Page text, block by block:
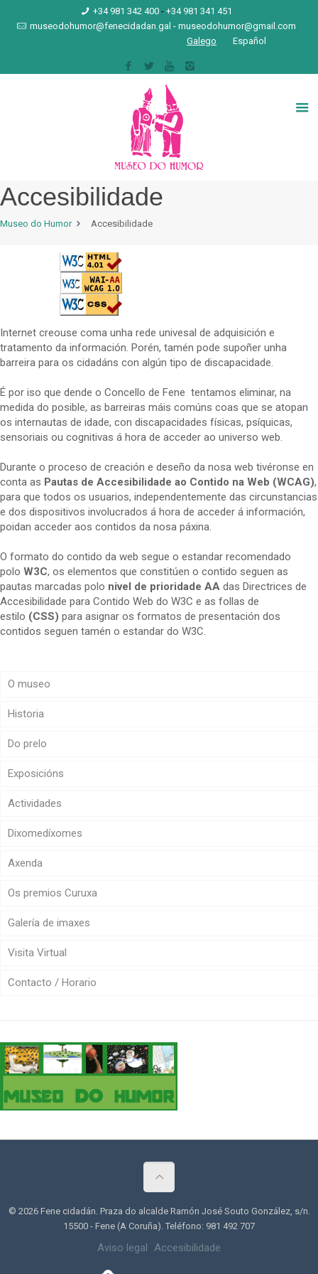
+34 981 342 400 -+34 981 341 451
museodohumor@fenecidadan.gal - museodohumor@gmail.com
Galego
Español
Accesibilidade
Museo do Humor Accesibilidade
Internet creouse coma unha rede univesal de adquisición e
tratamento da información. Porén, tamén pode supoñer unha
barreira para os cidadáns con algún tipo de discapacidade.
É por iso que dende o Concello de Fene tentamos eliminar, na
medida do posible, as barreiras máis comúns coas que se atopan
os internautas de idade, con discapacidades físicas, psíquicas,
sensoriais ou cognitivas á hora de acceder ao universo web.
Durante o proceso de creación e deseño da nosa web tivéronse en
conta as Pautas de Accesibilidade ao Contido na Web (WCAG),
para que todos os usuarios, independentemente das circunstancias
e dos dispositivos involucrados á hora de acceder á información,
poidan acceder aos contidos da nosa páxina.
O formato do contido da web segue o estandar recomendado
polo W3C, os elementos que constitúen o contido seguen as
pautas marcadas polo nivel de prioridade AA das Directrices de
Accesibilidade para Contido Web do W3C e as follas de
estilo (CSS) para asignar os formatos de presentación dos
contidos seguen tamén o estandar do W3C.
O museo
Historia
Do prelo
Exposicións
Actividades
Dixomedíxomes
Axenda
Os premios Curuxa
Galería de imaxes
Visita Virtual
Contacto / Horario
© 2026 Fene cidadán. Praza do alcalde Ramón José Souto González, s/n.
15500 - Fene (A Coruña). Teléfono: 981 492 707
Aviso legal Accesibilidade